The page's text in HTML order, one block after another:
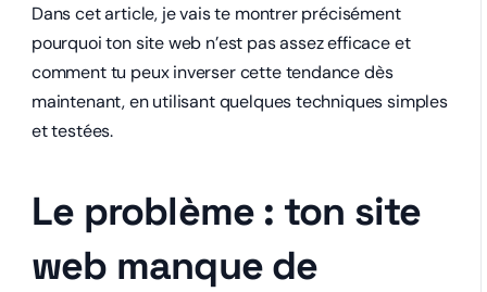
Dans cet article, je vais te montrer précisément
pourquoi ton site web n’est pas assez efficace et
comment tu peux inverser cette tendance dès
maintenant, en utilisant quelques techniques simples
et testées.
Le problème : ton site
web manque de